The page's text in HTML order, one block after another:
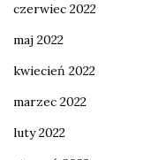
czerwiec 2022
maj 2022
kwiecień 2022
marzec 2022
luty 2022